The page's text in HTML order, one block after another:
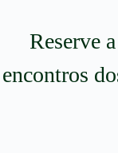
Reserve
encontros